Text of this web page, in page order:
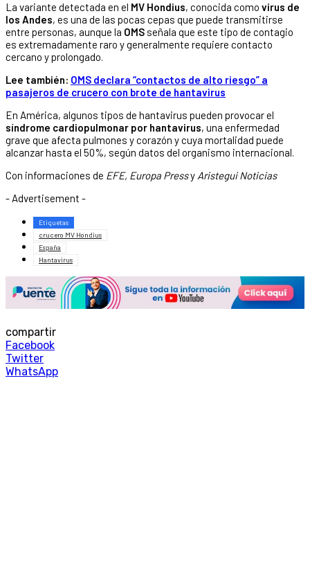
La variante detectada en el MV Hondius, conocida como virus de
los Andes, es una de las pocas cepas que puede transmitirse
entre personas, aunque la OMS señala que este tipo de contagio
es extremadamente raro y generalmente requiere contacto
cercano y prolongado.
Lee también: OMS declara “contactos de alto riesgo” a
pasajeros de crucero con brote de hantavirus
En América, algunos tipos de hantavirus pueden provocar el
síndrome cardiopulmonar por hantavirus, una enfermedad
grave que afecta pulmones y corazón y cuya mortalidad puede
alcanzar hasta el 50%, según datos del organismo internacional.
Con informaciones de EFE, Europa Pressy Aristegui Noticias
- Advertisement -
Etiquetas
crucero MV Hondius
España
Hantavirus
compartir
Facebook
Twitter
WhatsApp